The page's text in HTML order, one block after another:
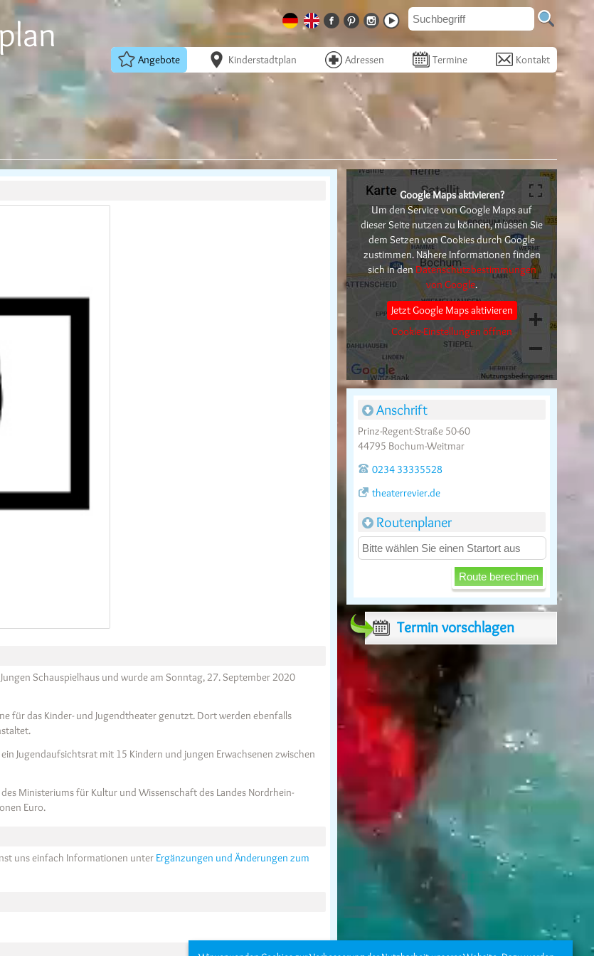
Angebote Kinderstadtplan Adressen Termine Kontakt
Google Maps aktivieren?
Um den Service von Google Maps auf
dieser Seite nutzen zu können, müssen Sie
dem Setzen von Cookies durch Google
zustimmen. Nähere Informationen finden
sich in den Datenschutzbestimmungen
von Google.
Jetzt Google Maps aktivieren
Cookie-Einstellungen öffnen
Anschrift
Prinz-Regent-Straße 50-60
44795 Bochum-Weitmar
0234 33335528
theaterrevier.de
Routenplaner
Termin vorschlagen
Schauspielhaus und wurde am Sonntag, 27. September 2020
für das Kinder- und Jugendtheater genutzt. Dort werden ebenfalls
Jugendaufsichtsrat mit 15 Kindern und jungen Erwachsenen zwischen
Ministeriums für Kultur und Wissenschaft des Landes Nordrhein-
Euro.
uns einfach Informationen unter Ergänzungen und Änderungen zum